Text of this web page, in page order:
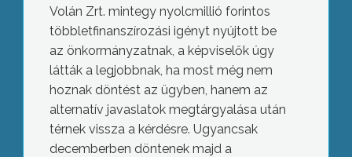
Volán Zrt. mintegy nyolcmillió forintos
többletfinanszírozási igényt nyújtott be
az önkormányzatnak, a képviselők úgy
látták a legjobbnak, ha most még nem
hoznak döntést az ügyben, hanem az
alternatív javaslatok megtárgyalása után
térnek vissza a kérdésre. Ugyancsak
decemberben döntenek majd a